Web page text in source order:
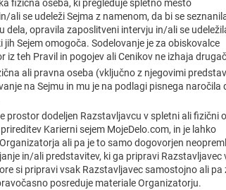
ali se udeleži Sejma z namenom, da bi se
dela, opravila zaposlitveni intervju in/ali se
Sejem omogoča. Sodelovanje je za obiskovalce
iz teh Pravil in pogojev ali Cenikov ne izhaja
ali pravna oseba (vključno z njegovimi
na Sejmu in mu je na podlagi pisnega naročila
prostor dodeljen Razstavljavcu v spletni ali fizični
Karierni sejem MojeDelo.com, in je lahko
ali pa je to samo dogovorjen
in/ali predstavitev, ki ga pripravi Razstavljavec
si pripravi vsak Razstavljavec samostojno ali pa
posreduje materiale Organizatorju.